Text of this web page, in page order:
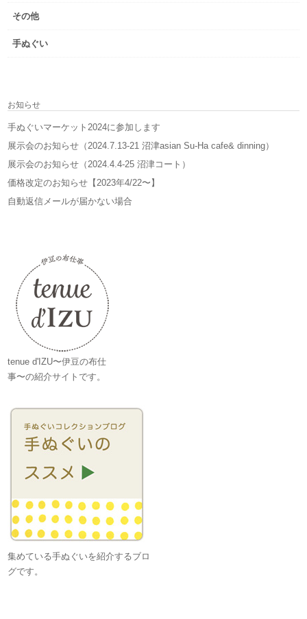
その他
手ぬぐい
お知らせ
手ぬぐいマーケット2024に参加します
展示会のお知らせ（2024.7.13-21 沼津asian Su-Ha cafe& dinning）
展示会のお知らせ（2024.4.4-25 沼津コート）
価格改定のお知らせ【2023年4/22〜】
自動返信メールが届かない場合
tenue d'IZU〜伊豆の布仕
事〜の紹介サイトです。
集めている手ぬぐいを紹介するブロ
グです。